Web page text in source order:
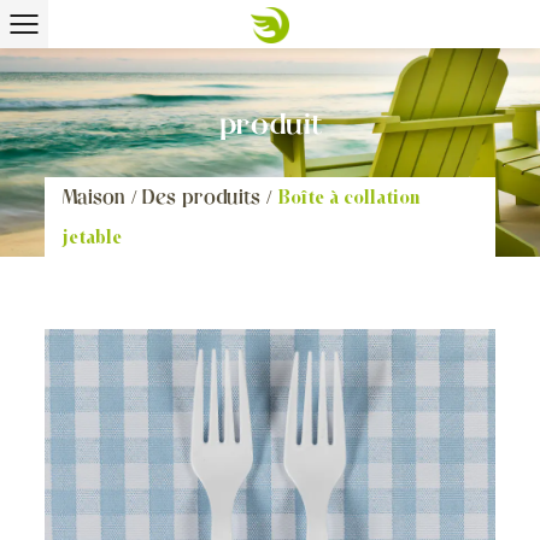
produit
Maison /Des produits / Boîte à collation
jetable